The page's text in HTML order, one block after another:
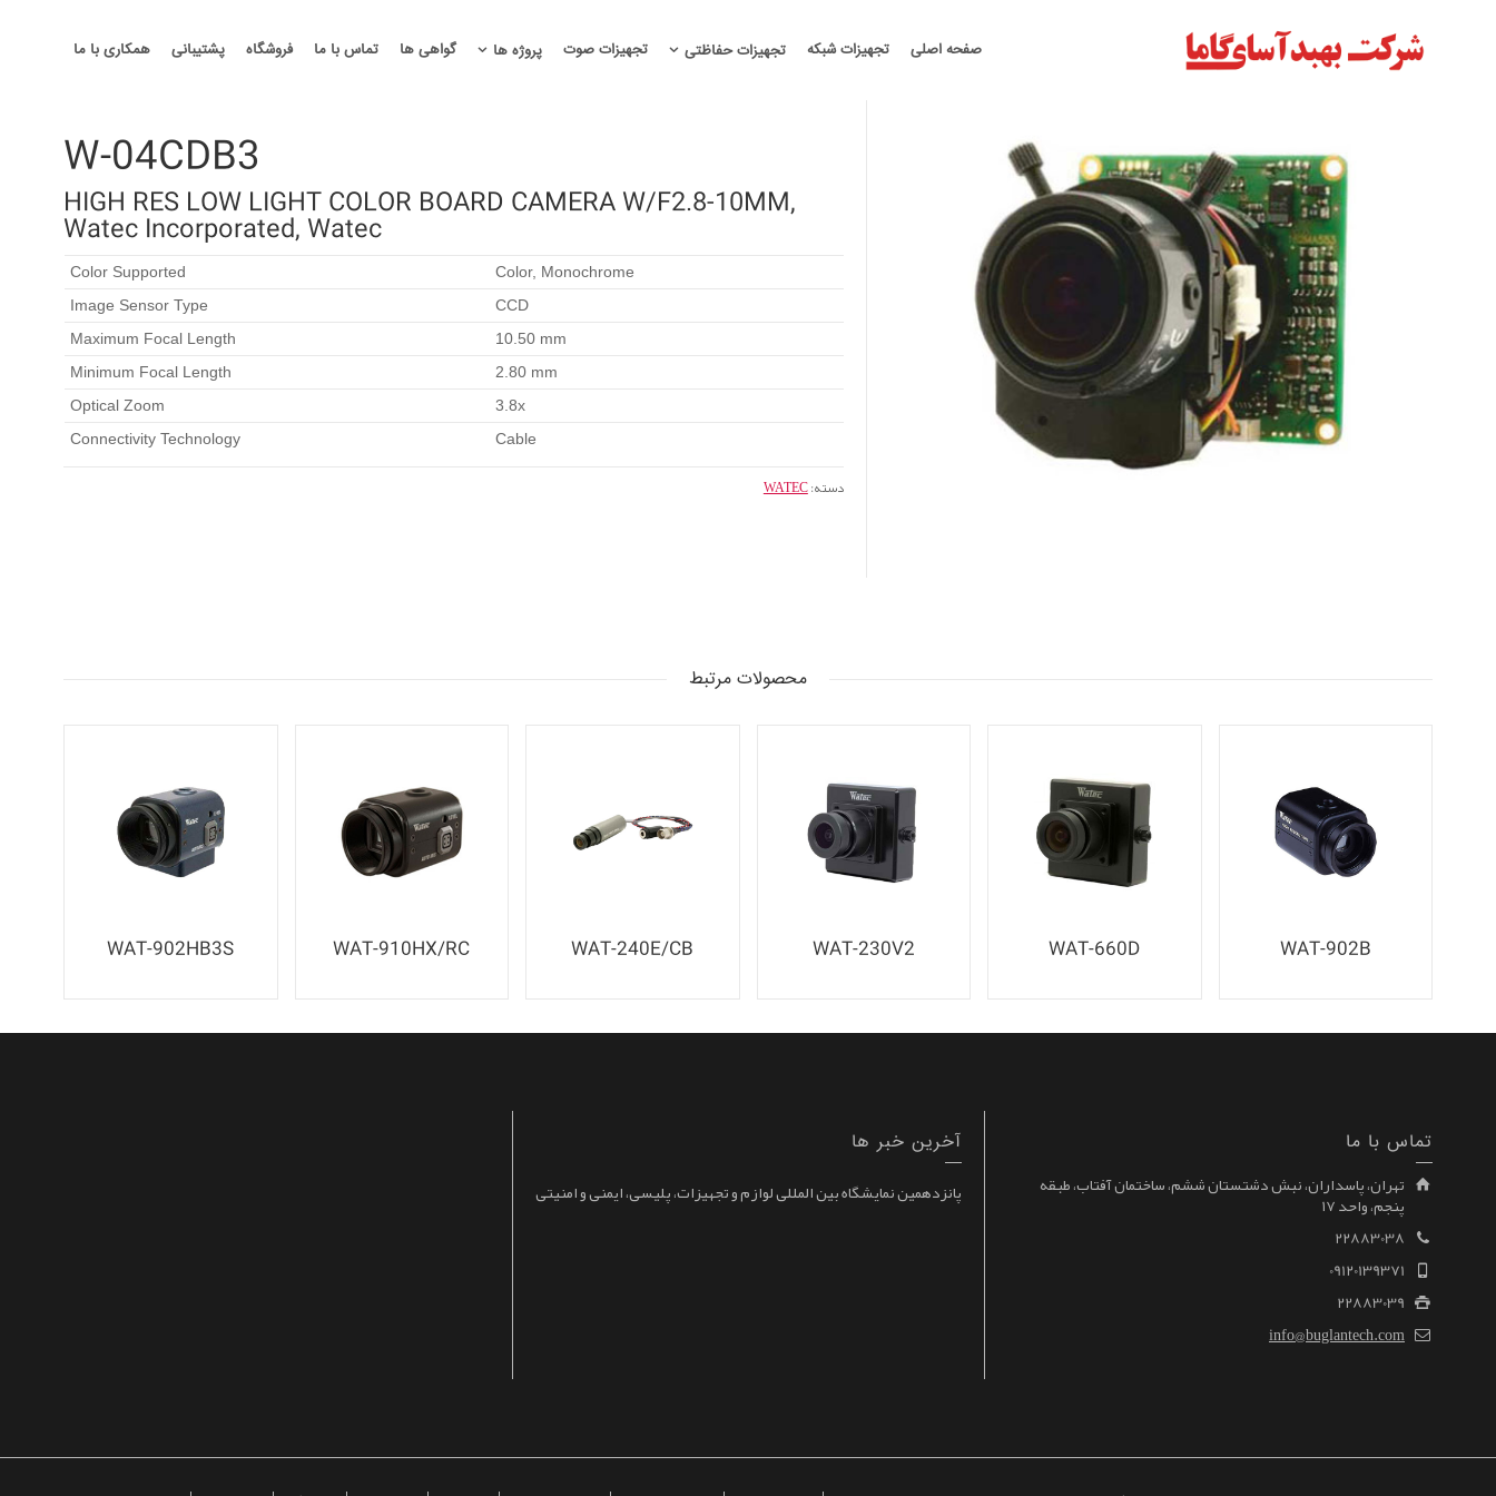
صفحه اصلی تجهیزات شبکه تجهیزات حفاظتی تجهیزات صوت پروژه ها گواهی ها تماس با ما فروشگاه پشتیبانی همکاری با ما
–
W-04CDB3
HIGH RES LOW LIGHT COLOR BOARD CAMERA W/F2.8-10MM,
Watec Incorporated, Watec
Color Supported
Color, Monochrome
Image Sensor Type
CCD
Maximum Focal Length
10.50 mm
Minimum Focal Length
2.80 mm
Optical Zoom
3.8x
Connectivity Technology
Cable
دسته:WATEC
محصولات مرتبط
WAT-902B
WAT-660D
WAT-230V2
WAT-240E/CB
WAT-910HX/RC
WAT-902HB3S
تماس با ما
تهران، پاسداران، نبش دشتستان ششم، ساختمان آفتاب، طبقه
پنجم، واحد ۱۷
22883038
09120139371
22883039
info@buglantech.com
آخرین خبر ها
پانزدهمین نمایشگاه بین المللی لوازم و تجهیزات، پلیسی، ایمنی و امنیتی